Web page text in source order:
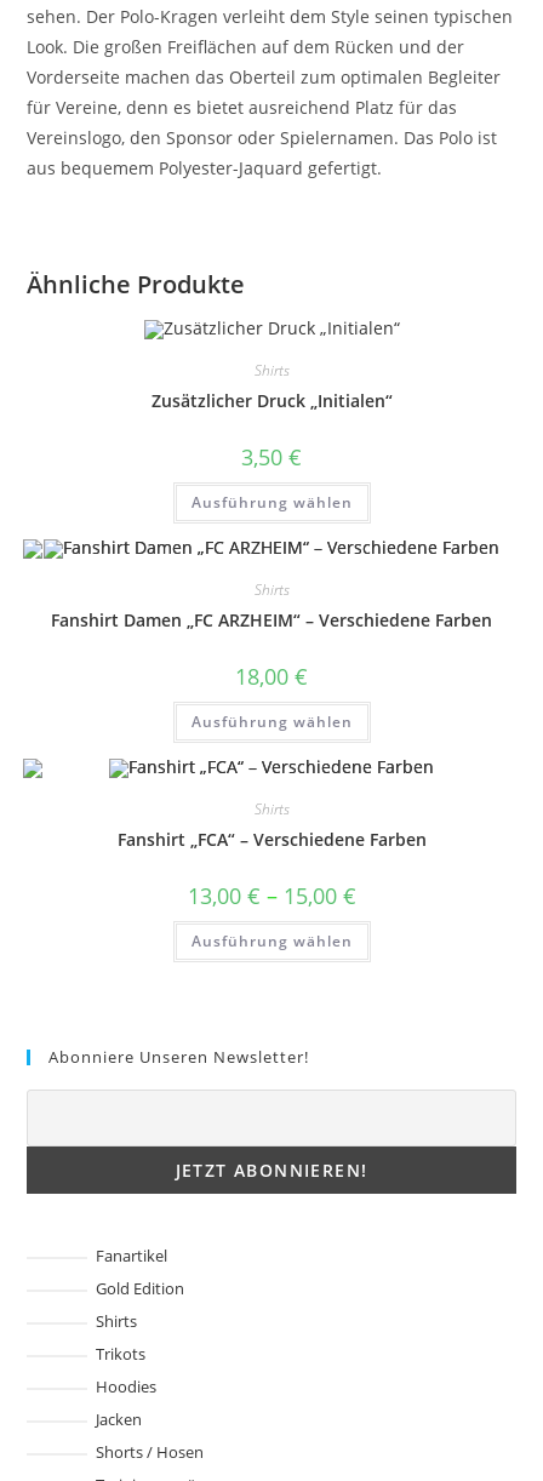
sehen. Der Polo-Kragen verleiht dem Style seinen typischen
Look. Die großen Freiflächen auf dem Rücken und der
Vorderseite machen das Oberteil zum optimalen Begleiter
für Vereine, denn es bietet ausreichend Platz für das
Vereinslogo, den Sponsor oder Spielernamen. Das Polo ist
aus bequemem Polyester-Jaquard gefertigt.
Ähnliche Produkte
Shirts
Zusätzlicher Druck „Initialen“
3,50 €
Ausführung wählen
Dieses
weist
mehrere
Varianten
Optionen
können
werden
Shirts
Fanshirt Damen „FC ARZHEIM“ – Verschiedene Farben
18,00 €
Ausführung wählen
Dieses
weist
mehrere
Varianten
Optionen
können
werden
Shirts
Fanshirt „FCA“ – Verschiedene Farben
13,00 € – 15,00 €Preisspanne:
13,00 €
bis
Ausführung wählen
Dieses
weist
der
werden
Abonniere Unseren Newsletter!
Fanartikel
Gold Edition
Shirts
Trikots
Hoodies
Jacken
Shorts / Hosen